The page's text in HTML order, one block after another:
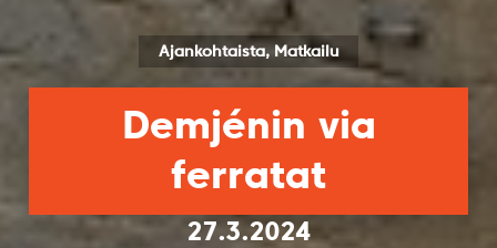
Ajankohtaista, Matkailu
Demjénin via
ferratat
27.3.2024